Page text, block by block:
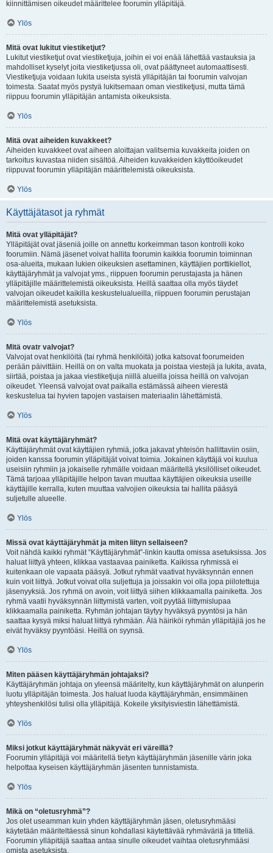
kiinnittämisen oikeudet määrittelee foorumin ylläpitäjä.
Ylös
Mitä ovat lukitut viestiketjut?
Lukitut viestiketjut ovat viestiketjuja, joihin ei voi enää lähettää vastauksia ja
mahdolliset kyselyt joita viestiketjussa oli, ovat päättyneet automaattisesti.
Viestiketjuja voidaan lukita useista syistä ylläpitäjän tai foorumin valvojan
toimesta. Saatat myös pystyä lukitsemaan oman viestiketjusi, mutta tämä
riippuu foorumin ylläpitäjän antamista oikeuksista.
Ylös
Mitä ovat aiheiden kuvakkeet?
Aiheiden kuvakkeet ovat aiheen aloittajan valitsemia kuvakkeita joiden on
tarkoitus kuvastaa niiden sisältöä. Aiheiden kuvakkeiden käyttöoikeudet
riippuvat foorumin ylläpitäjän määrittelemistä oikeuksista.
Ylös
Käyttäjätasot ja ryhmät
Mitä ovat ylläpitäjät?
Ylläpitäjät ovat jäseniä joille on annettu korkeimman tason kontrolli koko
foorumiin. Nämä jäsenet voivat hallita foorumin kaikkia foorumin toiminnan
osa-alueita, mukaan lukien oikeuksien asettaminen, käyttäjien porttikiellot,
käyttäjäryhmät ja valvojat yms., riippuen foorumin perustajasta ja hänen
ylläpitäjille määrittelemistä oikeuksista. Heillä saattaa olla myös täydet
valvojan oikeudet kaikilla keskustelualueilla, riippuen foorumin perustajan
määrittelemistä asetuksista.
Ylös
Mitä ovatr valvojat?
Valvojat ovat henkilöitä (tai ryhmä henkilöitä) jotka katsovat foorumeiden
perään päivittäin. Heillä on on valta muokata ja poistaa viestejä ja lukita, avata,
siirtää, poistaa ja jakaa viestiketjuja niillä alueilla joissa heillä on valvojan
oikeudet. Yleensä valvojat ovat paikalla estämässä aiheen vierestä
keskustelua tai hyvien tapojen vastaisen materiaalin lähettämistä.
Ylös
Mitä ovat käyttäjäryhmät?
Käyttäjäryhmät ovat käyttäjien ryhmiä, jotka jakavat yhteisön hallittaviin osiin,
joiden kanssa foorumin ylläpitäjät voivat toimia. Jokainen käyttäjä voi kuulua
useisiin ryhmiin ja jokaiselle ryhmälle voidaan määritellä yksilölliset oikeudet.
Tämä tarjoaa ylläpitäjille helpon tavan muuttaa käyttäjien oikeuksia useille
käyttäjille kerralla, kuten muuttaa valvojien oikeuksia tai hallita pääsyä
suljetulle alueelle.
Ylös
Missä ovat käyttäjäryhmät ja miten liityn sellaiseen?
Voit nähdä kaikki ryhmät “Käyttäjäryhmät”-linkin kautta omissa asetuksissa. Jos
haluat liittyä yhteen, klikkaa vastaavaa painiketta. Kaikissa ryhmissä ei
kuitenkaan ole vapaata pääsyä. Jotkut ryhmät vaativat hyväksynnän ennen
kuin voit liittyä. Jotkut voivat olla suljettuja ja joissakin voi olla jopa piilotettuja
jäsenyyksiä. Jos ryhmä on avoin, voit liittyä siihen klikkaamalla painiketta. Jos
ryhmä vaatii hyväksynnän liittymistä varten, voit pyytää liittymislupaa
klikkaamalla painiketta. Ryhmän johtajan täytyy hyväksyä pyyntösi ja hän
saattaa kysyä miksi haluat liittyä ryhmään. Älä häiriköi ryhmän ylläpitäjiä jos he
eivät hyväksy pyyntöäsi. Heillä on syynsä.
Ylös
Miten pääsen käyttäjäryhmän johtajaksi?
Käyttäjäryhmän johtaja on yleensä määritelty, kun käyttäjäryhmät on alunperin
luotu ylläpitäjän toimesta. Jos haluat luoda käyttäjäryhmän, ensimmäinen
yhteyshenkilösi tulisi olla ylläpitäjä. Kokeile yksityisviestin lähettämistä.
Ylös
Miksi jotkut käyttäjäryhmät näkyvät eri väreillä?
Foorumin ylläpitäjä voi määritellä tietyn käyttäjäryhmän jäsenille värin joka
helpottaa kyseisen käyttäjäryhmän jäsenten tunnistamista.
Ylös
Mikä on “oletusryhmä”?
Jos olet useamman kuin yhden käyttäjäryhmän jäsen, oletusryhmääsi
käytetään määriteltäessä sinun kohdallasi käytettävää ryhmäväriä ja titteliä.
Foorumin ylläpitäjä saattaa antaa sinulle oikeudet vaihtaa oletusryhmääsi
omista asetuksista.